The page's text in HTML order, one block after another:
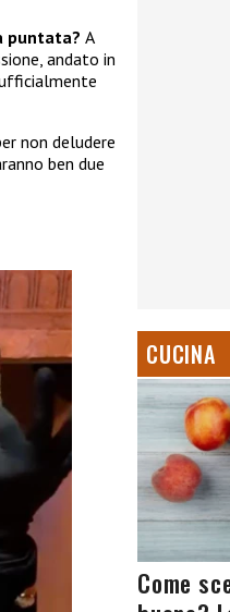
puntata? A
andato in
non deludere
ben due
CUCINA
Come